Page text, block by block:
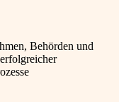
Behörden und